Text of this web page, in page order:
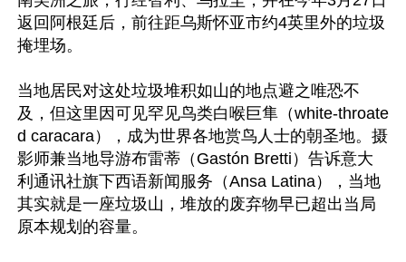
返回阿根廷后，前往距乌斯怀亚市约4英里外的垃圾
掩埋场。
当地居民对这处垃圾堆积如山的地点避之唯恐不
及，但这里因可见罕见鸟类白喉巨隼（white-throate
d caracara），成为世界各地赏鸟人士的朝圣地。摄
影师兼当地导游布雷蒂（Gastón Bretti）告诉意大
利通讯社旗下西语新闻服务（Ansa Latina），当地
其实就是一座垃圾山，堆放的废弃物早已超出当局
原本规划的容量。